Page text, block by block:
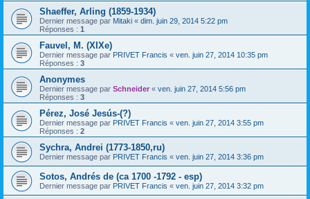
Shaeffer, Arling (1859-1934)
Dernier message par Mitaki « dim. juin 29, 2014 5:22 pm
Réponses : 1
Fauvel, M. (XIXe)
Dernier message par PRIVET Francis « ven. juin 27, 2014 10:35 pm
Réponses : 3
Anonymes
Dernier message par Schneider « ven. juin 27, 2014 5:56 pm
Réponses : 3
Pérez, José Jesús-(?)
Dernier message par PRIVET Francis « ven. juin 27, 2014 3:55 pm
Réponses : 2
Sychra, Andrei (1773-1850,ru)
Dernier message par PRIVET Francis « ven. juin 27, 2014 3:36 pm
Sotos, Andrés de (ca 1700 -1792 - esp)
Dernier message par PRIVET Francis « ven. juin 27, 2014 3:32 pm